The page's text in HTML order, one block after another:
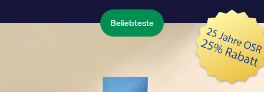
Beliebteste